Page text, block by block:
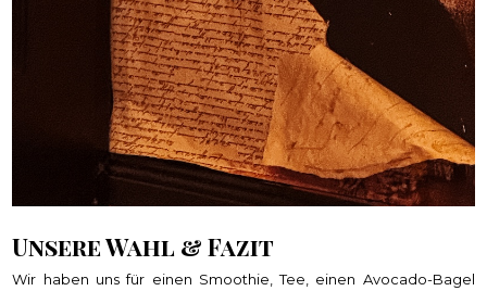
Unsere Wahl & Fazit
Wir haben uns für einen Smoothie, Tee, einen Avocado-Bagel